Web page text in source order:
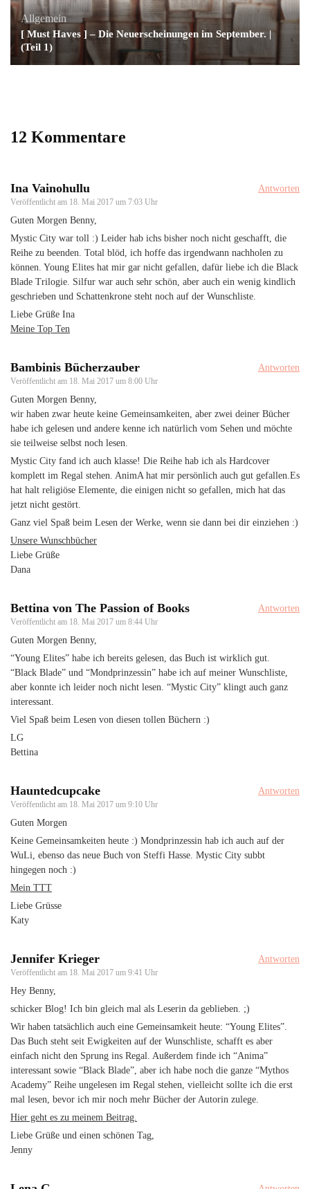
Allgemein
[ Must Haves ] – Die Neuerscheinungen im September. |
(Teil 1)
12 Kommentare
Ina Vainohullu
Veröffentlicht am 18. Mai 2017 um 7:03 Uhr
Antworten
Guten Morgen Benny,
Mystic City war toll :) Leider hab ichs bisher noch nicht geschafft, die
Reihe zu beenden. Total blöd, ich hoffe das irgendwann nachholen zu
können. Young Elites hat mir gar nicht gefallen, dafür liebe ich die Black
Blade Trilogie. Silfur war auch sehr schön, aber auch ein wenig kindlich
geschrieben und Schattenkrone steht noch auf der Wunschliste.
Liebe Grüße Ina
Meine Top Ten
Bambinis Bücherzauber
Veröffentlicht am 18. Mai 2017 um 8:00 Uhr
Antworten
Guten Morgen Benny,
wir haben zwar heute keine Gemeinsamkeiten, aber zwei deiner Bücher
habe ich gelesen und andere kenne ich natürlich vom Sehen und möchte
sie teilweise selbst noch lesen.
Mystic City fand ich auch klasse! Die Reihe hab ich als Hardcover
komplett im Regal stehen. AnimA hat mir persönlich auch gut gefallen.Es
hat halt religiöse Elemente, die einigen nicht so gefallen, mich hat das
jetzt nicht gestört.
Ganz viel Spaß beim Lesen der Werke, wenn sie dann bei dir einziehen :)
Unsere Wunschbücher
Liebe Grüße
Dana
Bettina von The Passion of Books
Veröffentlicht am 18. Mai 2017 um 8:44 Uhr
Antworten
Guten Morgen Benny,
“Young Elites” habe ich bereits gelesen, das Buch ist wirklich gut.
“Black Blade” und “Mondprinzessin” habe ich auf meiner Wunschliste,
aber konnte ich leider noch nicht lesen. “Mystic City” klingt auch ganz
interessant.
Viel Spaß beim Lesen von diesen tollen Büchern :)
LG
Bettina
Hauntedcupcake
Veröffentlicht am 18. Mai 2017 um 9:10 Uhr
Antworten
Guten Morgen
Keine Gemeinsamkeiten heute :) Mondprinzessin hab ich auch auf der
WuLi, ebenso das neue Buch von Steffi Hasse. Mystic City subbt
hingegen noch :)
Mein TTT
Liebe Grüsse
Katy
Jennifer Krieger
Veröffentlicht am 18. Mai 2017 um 9:41 Uhr
Antworten
Hey Benny,
schicker Blog! Ich bin gleich mal als Leserin da geblieben. ;)
Wir haben tatsächlich auch eine Gemeinsamkeit heute: “Young Elites”.
Das Buch steht seit Ewigkeiten auf der Wunschliste, schafft es aber
einfach nicht den Sprung ins Regal. Außerdem finde ich “Anima”
interessant sowie “Black Blade”, aber ich habe noch die ganze “Mythos
Academy” Reihe ungelesen im Regal stehen, vielleicht sollte ich die erst
mal lesen, bevor ich mir noch mehr Bücher der Autorin zulege.
Hier geht es zu meinem Beitrag.
Liebe Grüße und einen schönen Tag,
Jenny